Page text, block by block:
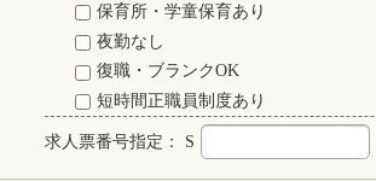
保育所・学童保育あり
夜勤なし
復職・ブランクOK
短時間正職員制度あり
求人票番号指定： S